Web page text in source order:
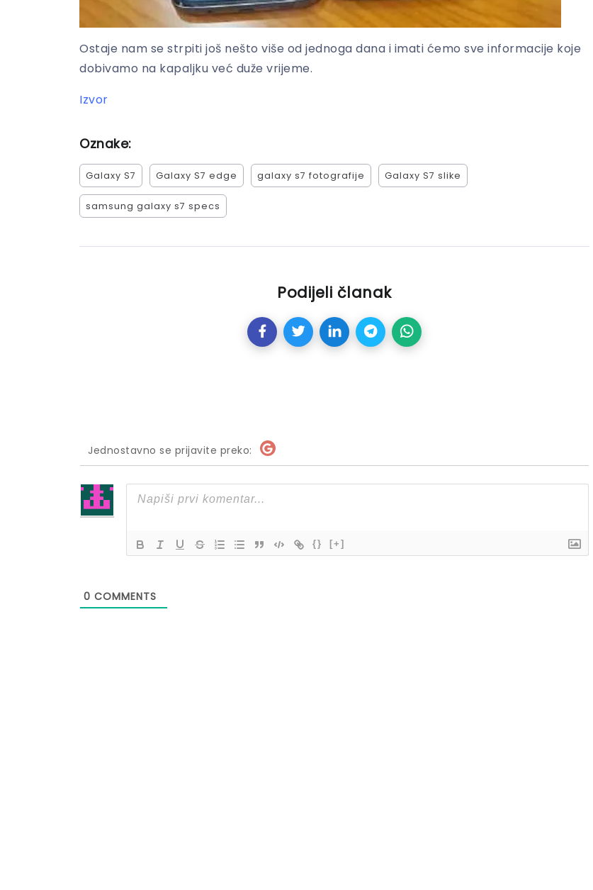
Ostaje nam se strpiti još nešto više od jednoga dana i imati ćemo sve informacije koje
dobivamo na kapaljku već duže vrijeme.
Izvor
Oznake:
Galaxy S7 Galaxy S7 edge galaxy s7 fotografije Galaxy S7 slike
samsung galaxy s7 specs
Podijeli članak
Jednostavno se prijavite preko:
{} [+]
0 COMMENTS